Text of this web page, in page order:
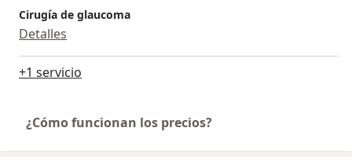
Cirugía de glaucoma
Detalles
+1 servicio
¿Cómo funcionan los precios?